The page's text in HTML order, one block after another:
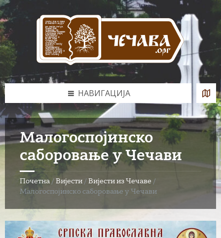
Skip
to
content
Skip
to
left
sidebar
Skip
to
footer
НАВИГАЦИЈА
Малогоспојинско
саборовање у Чечави
Почетна / Вијести / Вијести из Чечаве /
Малогоспојинско саборовање у Чечави